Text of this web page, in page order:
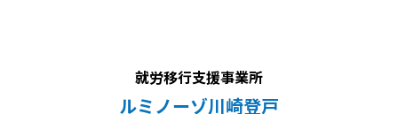
就労移行支援事業所
ルミノーゾ川崎登戸